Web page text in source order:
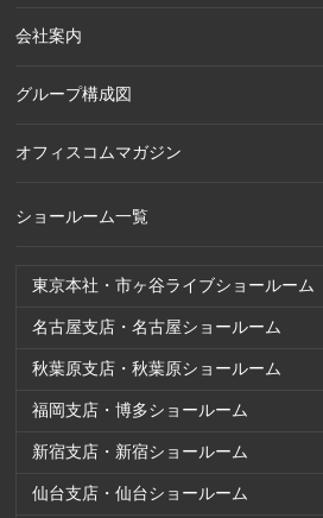
東京本社・市ヶ谷ライブショールーム
名古屋支店・名古屋ショールーム
秋葉原支店・秋葉原ショールーム
福岡支店・博多ショールーム
新宿支店・新宿ショールーム
仙台支店・仙台ショールーム
会社案内
グループ構成図
オフィスコムマガジン
ショールーム一覧